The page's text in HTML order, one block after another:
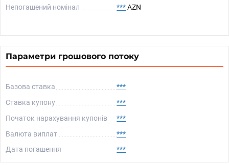
Непогашений номінал
***AZN
Параметри грошового потоку
Базова ставка
***
Ставка купону
***
Початок нарахування купонів
***
Валюта виплат
***
Дата погашення
***